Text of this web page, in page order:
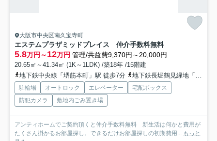
大阪市中央区南久宝寺町
エステムプラザミッドプレイス 仲介手数料無料
5.8万円～12万円 管理/共益費9,370円～20,000円
20.65㎡～41.34㎡ (1K～1LDK) /築18年 /15階建
地下鉄中央線「堺筋本町」駅 徒歩7分
地下鉄長堀鶴見緑地「松屋町」駅 徒歩10分
駐輪場 オートロック エレベーター
宅配ボックス
防犯カメラ
敷地内ごみ置き場
アンティホームでご契約頂くと仲介手数料無料 新生活は何かと費用が
たくさん掛かるお部屋探し。できるだけお部屋探しの初期費用... もっと